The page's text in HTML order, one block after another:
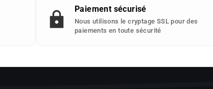
Paiement sécurisé
Nous utilisons le cryptage SSL pour des
paiements en toute sécurité